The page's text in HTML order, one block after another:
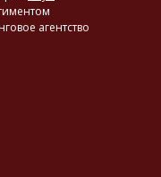
агентство